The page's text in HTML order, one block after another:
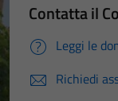
Contatta il
Leggi le
Richiedi